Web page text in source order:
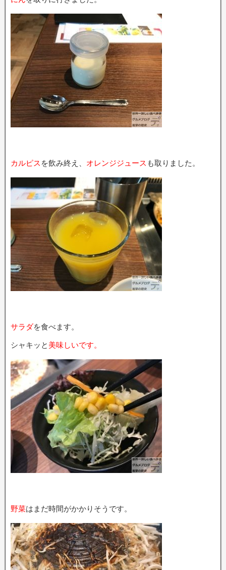
カルピス を飲み終え、 オレンジジュース も取りました。
サラダを食べます。
シャキッと 美味しいです。
野菜はまだ時間がかかりそうです。